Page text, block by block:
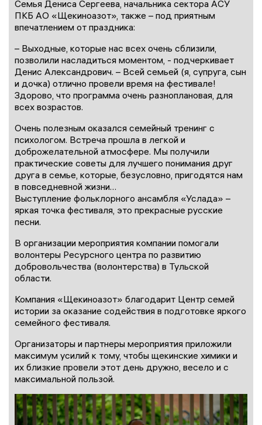
Семья Дениса Сергеева, начальника сектора АСУ
ПКБ АО «Щекиноазот», также – под приятным
впечатлением от праздника:
– Выходные, которые нас всех очень сблизили,
позволили насладиться моментом, - подчеркивает
Денис Александрович. – Всей семьей (я, супруга, сын
и дочка) отлично провели время на фестивале!
Здорово, что программа очень разноплановая, для
всех возрастов.
Очень полезным оказался семейный тренинг с
психологом. Встреча прошла в легкой и
доброжелательной атмосфере. Мы получили
практические советы для лучшего понимания друг
друга в семье, которые, безусловно, пригодятся нам
в повседневной жизни…
Выступление фольклорного ансамбля «Услада» –
яркая точка фестиваля, это прекрасные русские
песни.
В организации мероприятия компании помогали
волонтеры Ресурсного центра по развитию
добровольчества (волонтерства) в Тульской
области.
Компания «Щекиноазот» благодарит Центр семей
истории за оказание содействия в подготовке яркого
семейного фестиваля.
Организаторы и партнеры мероприятия приложили
максимум усилий к тому, чтобы щекинские химики и
их близкие провели этот день дружно, весело и с
максимальной пользой.